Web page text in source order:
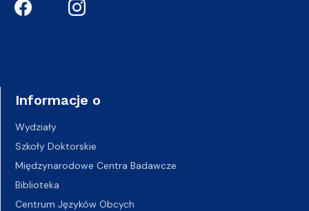
Informacje o
Wydziały
Szkoły Doktorskie
Międzynarodowe Centra Badawcze
Biblioteka
Centrum Języków Obcych